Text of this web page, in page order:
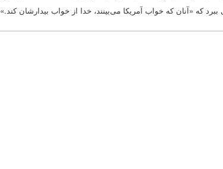
که «آنان که خواب آمریکا می‌بینند، خدا از خواب بیدارشان کند.»